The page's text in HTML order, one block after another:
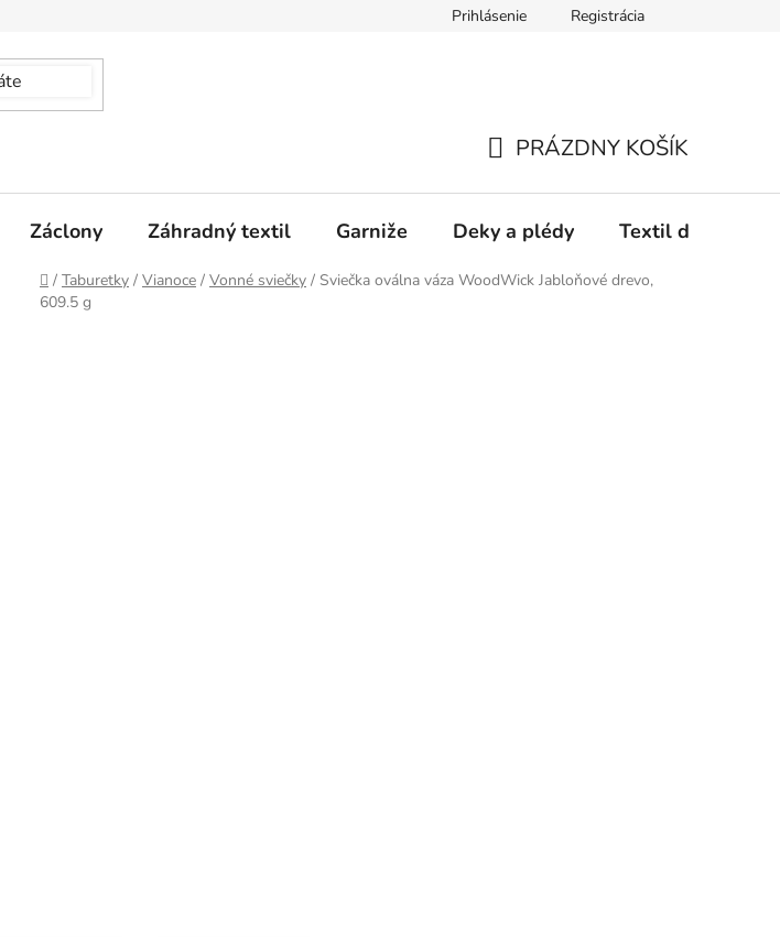
Prihlásenie Registrácia
KOŠÍK
PRÁZDNY KOŠÍK
Záclony Záhradný textil Garniže Deky a plédy Textil do spálne
Domov
/ Taburetky / Vianoce / Vonné sviečky / Sviečka oválna váza WoodWick Jabloňové drevo,
609.5 g